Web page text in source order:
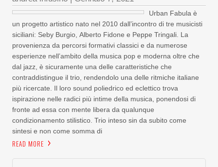
Urban Fabula è
un progetto artistico nato nel 2010 dall’incontro di tre musicisti
siciliani: Seby Burgio, Alberto Fidone e Peppe Tringali. La
provenienza da percorsi formativi classici e da numerose
esperienze nell’ambito della musica pop e moderna oltre che
dal jazz, è sicuramente una delle caratteristiche che
contraddistingue il trio, rendendolo una delle ritmiche italiane
più ricercate. Il loro sound poliedrico ed eclettico trova
ispirazione nelle radici più intime della musica, ponendosi di
fronte ad essa con mente libera da qualunque
condizionamento stilistico. Trio inteso sin da subito come
sintesi e non come somma di
READ MORE